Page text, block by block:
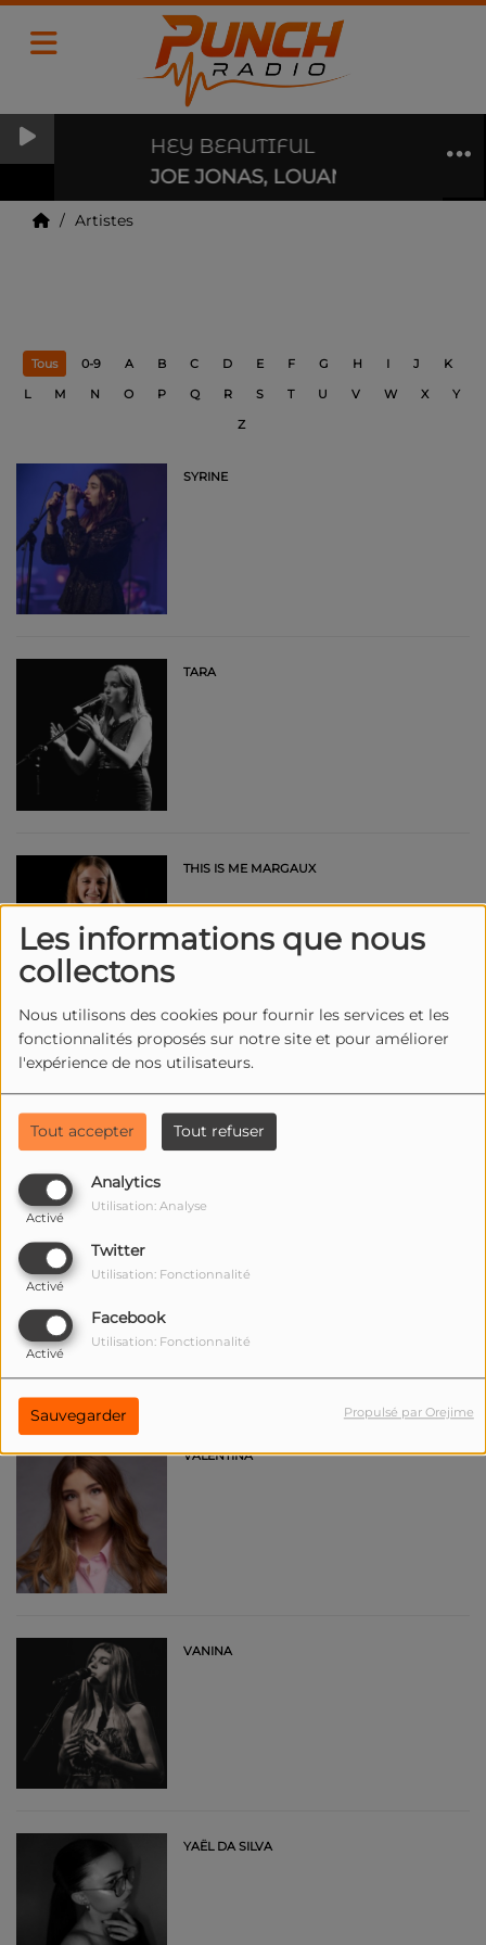
Les informations que nous
collectons
Nous utilisons des cookies pour fournir les services et les
fonctionnalités proposés sur notre site et pour améliorer
l'expérience de nos utilisateurs.
Tout accepter Tout refuser
Analytics
Activé
Utilisation: Analyse
Twitter
Activé
Utilisation: Fonctionnalité
Facebook
Activé
Utilisation: Fonctionnalité
Sauvegarder Propulsé par Orejime
HEY BEAUTIFUL
JOE JONAS, LOUANE, TINY HABITS
Artistes
Tous 0-9 A B C D E F G H I J
K
L
M N O P Q R S T U V W X
Y
Z
SYRINE
TARA
THIS IS ME MARGAUX
TIARA LEGIER
VALENTINA
VANINA
YAËL DA SILVA